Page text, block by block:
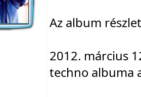
Az album
2012. március
techno albuma